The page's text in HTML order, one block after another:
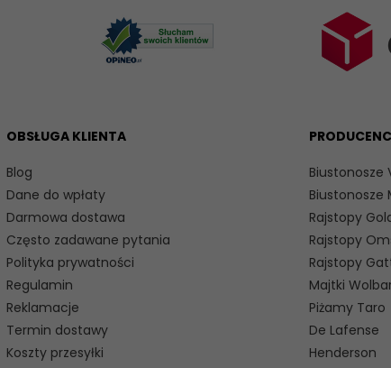
OBSŁUGA KLIENTA
Blog
Dane do wpłaty
Darmowa dostawa
Często zadawane pytania
Polityka prywatności
Regulamin
Reklamacje
Termin dostawy
Koszty przesyłki
Biustonosze
Biustonosze
Rajstopy
Rajstopy
Rajstopy
Majtki
Piżamy Taro
De Lafense
Henderson